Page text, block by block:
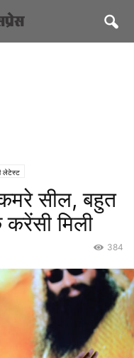
लेटेस्ट
सील, बहुत
मिली
384